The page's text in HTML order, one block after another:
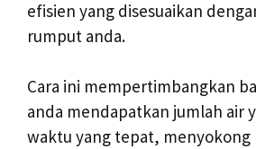
efisien yang disesuaikan
rumput anda.
Cara ini mempertimbangkan
anda mendapatkan jumlah air
waktu yang tepat,